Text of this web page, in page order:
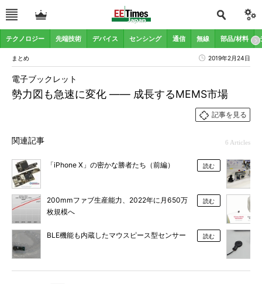
テクノロジー 先端技術 デバイス センシング 通信 無線 部品/材料
まとめ 2019年2月24日
勢力図も急速に変化 ―― 成長するMEMS市場
電子ブックレット
記事を見る
関連記事 6 Articles
「iPhone X」の密かな勝者たち（前編） 読む
200mmファブ生産能力、2022年に月650万
枚規模へ
読む
BLE機能も内蔵したマウスピース型センサー 読む